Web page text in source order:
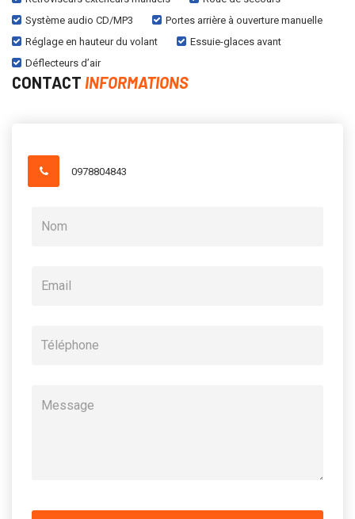
Système audio CD/MP3
Portes arrière à ouverture manuelle
Réglage en hauteur du volant
Essuie-glaces avant
Déflecteurs d’air
CONTACT INFORMATIONS
0978804843